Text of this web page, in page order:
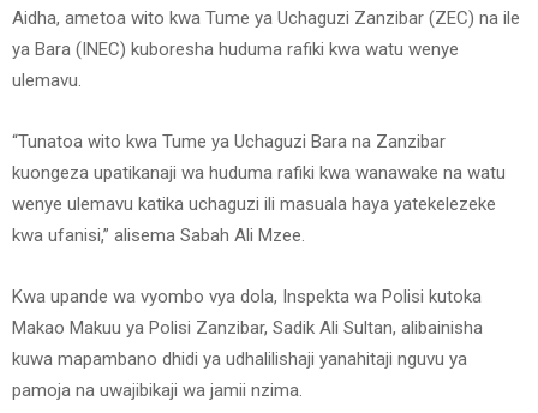
Aidha, ametoa wito kwa Tume ya Uchaguzi Zanzibar (ZEC) na ile
ya Bara (INEC) kuboresha huduma rafiki kwa watu wenye
ulemavu.
“Tunatoa wito kwa Tume ya Uchaguzi Bara na Zanzibar
kuongeza upatikanaji wa huduma rafiki kwa wanawake na watu
wenye ulemavu katika uchaguzi ili masuala haya yatekelezeke
kwa ufanisi,” alisema Sabah Ali Mzee.
Kwa upande wa vyombo vya dola, Inspekta wa Polisi kutoka
Makao Makuu ya Polisi Zanzibar, Sadik Ali Sultan, alibainisha
kuwa mapambano dhidi ya udhalilishaji yanahitaji nguvu ya
pamoja na uwajibikaji wa jamii nzima.